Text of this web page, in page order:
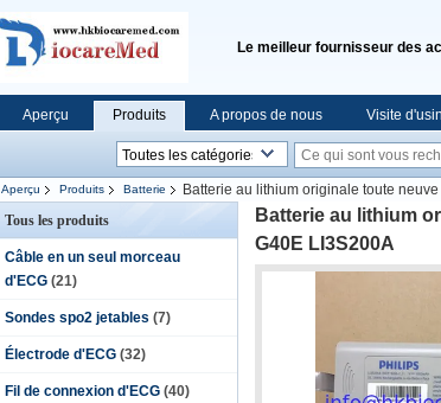
Le meilleur fournisseur des
Aperçu Produits A propos de nous Visite
Aperçu Produits Batterie
Batterie au lithium originale toute
Tous les produits
Câble en un seul morceau
d'ECG (21)
Sondes spo2 jetables (7)
Électrode d'ECG (32)
Fil de connexion d'ECG (40)
Batterie au lithium
G40E LI3S200A